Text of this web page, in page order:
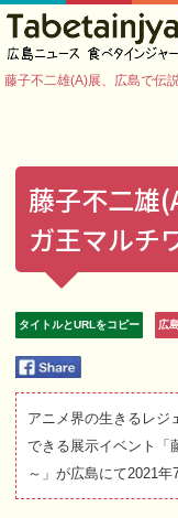
藤子不二雄(A)展、広島で伝
藤子不二雄
ガ王マルチ
タイトルとURLをコピー 広
アニメ界の生きるレジ
できる展示イベント
～」が広島にて2021年